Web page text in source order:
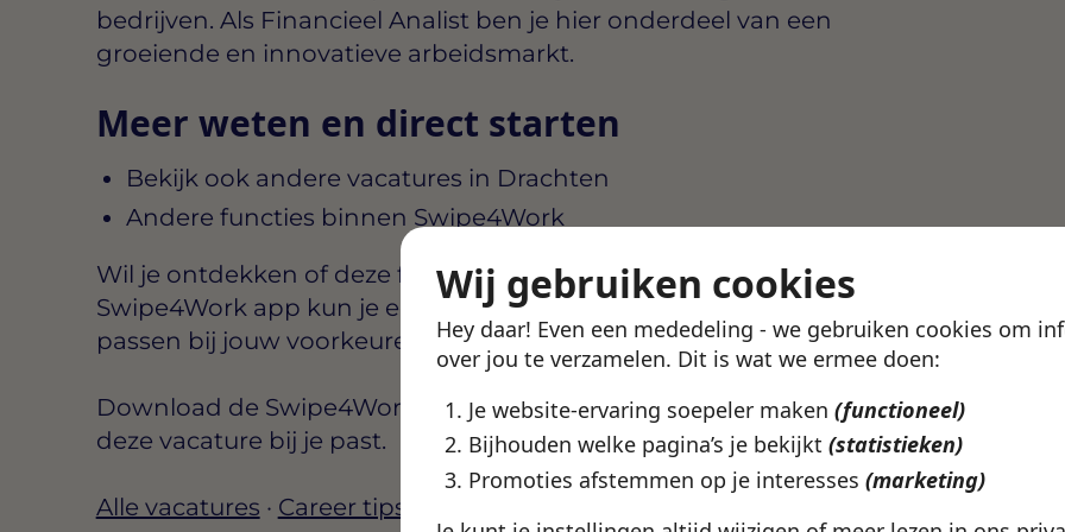
Wij gebruiken cookies
Hey daar! Even een mededeling - we gebruiken cookies om
over jou te verzamelen. Dit is wat we ermee doen:
Je website-ervaring soepeler maken (functioneel)
Bijhouden welke pagina’s je bekijkt (statistieken)
Promoties afstemmen op je interesses (marketing)
bedrijven. Als Financieel Analist ben je hier onderdeel van een
groeiende en innovatieve arbeidsmarkt.
Meer weten en direct starten
Bekijk ook andere vacatures in Drachten
Andere functies binnen Swipe4Work
Wil je ontdekken of deze functie aansluit bij wat jij zoekt? In de
Swipe4Work app kun je eenvoudig bekijken welke vacatures
passen bij jouw voorkeuren, zoals locatie en werkuren.
Download de Swipe4Work app, maak een profiel aan en kijk of
deze vacature bij je past.
Alle vacatures · Career tips